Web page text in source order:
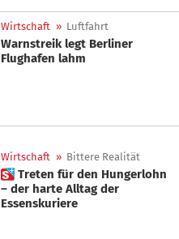
Wirtschaft » Luftfahrt
Warnstreik legt Berliner
Flughafen lahm
Wirtschaft » Bittere Realität
 Treten für den Hungerlohn
– der harte Alltag der
Essenskuriere